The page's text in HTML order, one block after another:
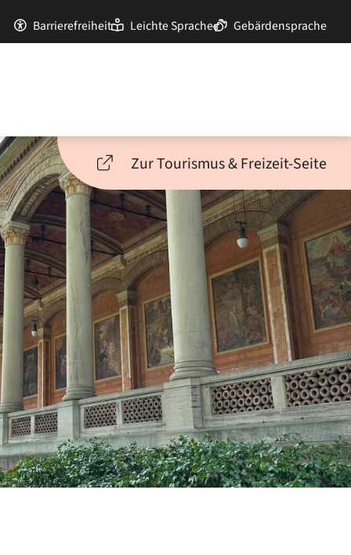
Barrierefreiheit Leichte Sprache Gebärdensprache
Zur Tourismus & Freizeit-Seite